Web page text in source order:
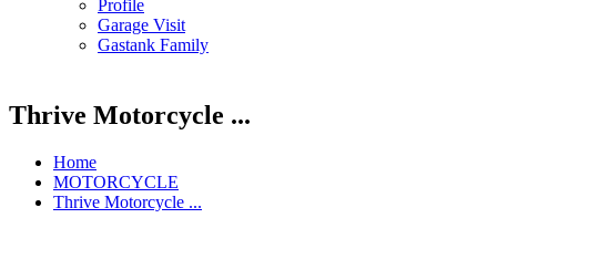
Profile
Garage Visit
Gastank Family
Thrive Motorcycle ...
Home
MOTORCYCLE
Thrive Motorcycle ...